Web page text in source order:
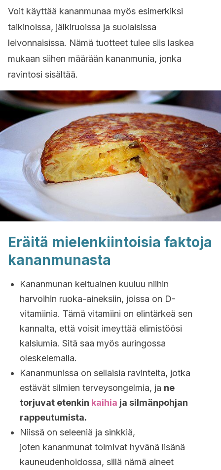
Voit käyttää kananmunaa myös esimerkiksi
taikinoissa, jälkiruoissa ja suolaisissa
leivonnaisissa. Nämä tuotteet tulee siis laskea
mukaan siihen määrään kananmunia, jonka
ravintosi sisältää.
Eräitä mielenkiintoisia faktoja
kananmunasta
Kananmunan keltuainen kuuluu niihin
harvoihin ruoka-aineksiin, joissa on D-
vitamiinia. Tämä vitamiini on elintärkeä sen
kannalta, että voisit imeyttää elimistöösi
kalsiumia. Sitä saa myös auringossa
oleskelemalla.
Kananmunissa on sellaisia ravinteita, jotka
estävät silmien terveysongelmia, ja ne
torjuvat etenkin kaihia ja silmänpohjan
rappeutumista.
Niissä on seleeniä ja sinkkiä,
joten kananmunat toimivat hyvänä lisänä
kauneudenhoidossa, sillä nämä aineet